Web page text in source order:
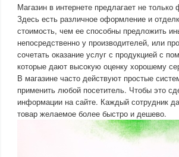
Магазин в интернете предлагает не
Здесь есть различное оформление и
стоимость, чем ее способны предложить
непосредственно у производителей, или
сочетать оказание услуг с продукцией с
которые дают высокую оценку хорошему
В магазине часто действуют простые
применить любой посетитель. Чтобы это
информации на сайте. Каждый сотрудник
товар желаемое более быстро и дешево.